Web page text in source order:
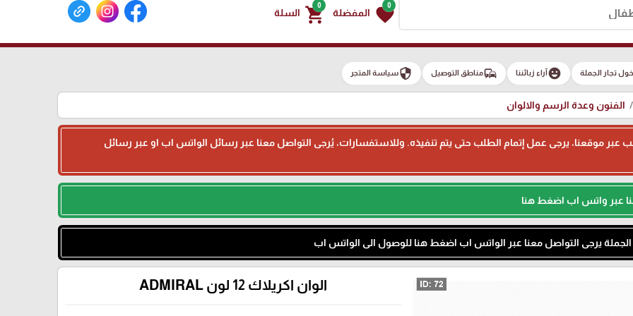
0
favorite المفضلة
0
shopping_cart السلة
تجار الجملة emoji_emotions آراء زبائننا commuteمناطق التوصيل securityسياسة المتجر
الفنون وعدة الرسم والالوان
طلب عبر موقعنا، يرجى عمل إتمام الطلب حتى يتم تنفيذه. وللاستفسارات، يُرجى التواصل معنا عبر رسائل الواتس اب او عبر رسائل
عبر واتس اب اضغط هنا
الجملة يرجى التواصل معنا عبر الواتس اب اضغط هنا للوصول الى الواتس اب
الوان اكريلاك 12 لون ADMIRAL